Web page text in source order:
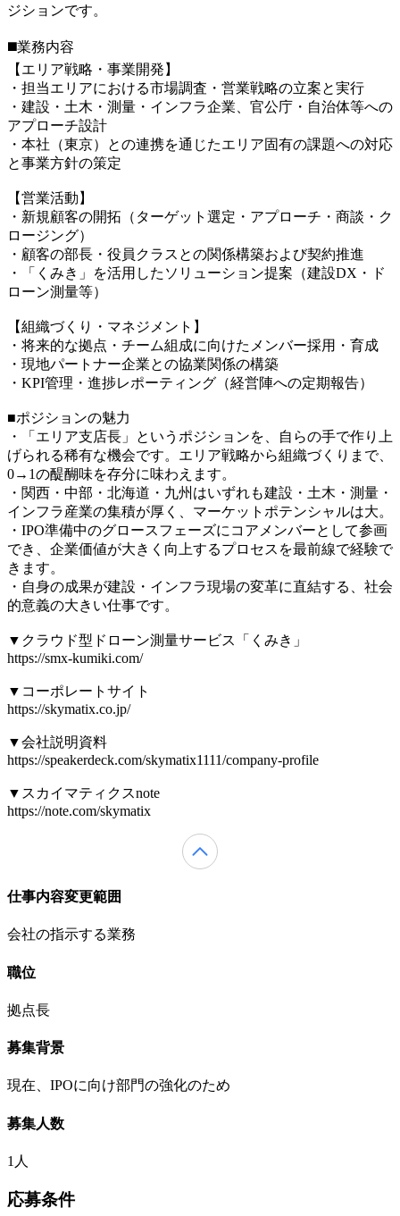
ジションです。
◼️業務内容
【エリア戦略・事業開発】
・担当エリアにおける市場調査・営業戦略の立案と実行
・建設・土木・測量・インフラ企業、官公庁・自治体等への
アプローチ設計
・本社（東京）との連携を通じたエリア固有の課題への対応
と事業方針の策定
【営業活動】
・新規顧客の開拓（ターゲット選定・アプローチ・商談・ク
ロージング）
・顧客の部長・役員クラスとの関係構築および契約推進
・「くみき」を活用したソリューション提案（建設DX・ド
ローン測量等）
【組織づくり・マネジメント】
・将来的な拠点・チーム組成に向けたメンバー採用・育成
・現地パートナー企業との協業関係の構築
・KPI管理・進捗レポーティング（経営陣への定期報告）
■ポジションの魅力
・「エリア支店長」というポジションを、自らの手で作り上
げられる稀有な機会です。エリア戦略から組織づくりまで、
0→1の醍醐味を存分に味わえます。
・関西・中部・北海道・九州はいずれも建設・土木・測量・
インフラ産業の集積が厚く、マーケットポテンシャルは大。
・IPO準備中のグロースフェーズにコアメンバーとして参画
でき、企業価値が大きく向上するプロセスを最前線で経験で
きます。
・自身の成果が建設・インフラ現場の変革に直結する、社会
的意義の大きい仕事です。
▼クラウド型ドローン測量サービス「くみき」
https://smx-kumiki.com/
▼コーポレートサイト
https://skymatix.co.jp/
▼会社説明資料
https://speakerdeck.com/skymatix1111/company-profile
▼スカイマティクスnote
https://note.com/skymatix
仕事内容変更範囲
会社の指示する業務
職位
拠点長
募集背景
現在、IPOに向け部門の強化のため
募集人数
1人
応募条件